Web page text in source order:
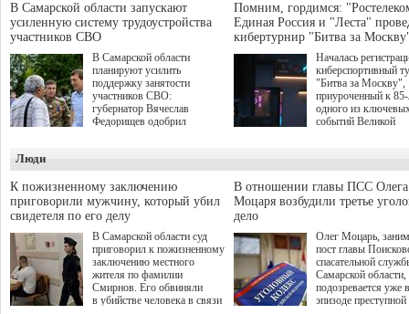
В Самарской области запускают
усиленную систему трудоустройства
участников СВО
В Самарской области
планируют усилить
поддержку занятости
участников СВО:
губернатор Вячеслав
Федорищев одобрил
Живайкина, направленные
на трудоустройство и более
спокойную адаптацию к
мирной жизни.
Помним, гордимся:
Единая Россия и "Леста"
кибертурнир "Битва за
Началась
киберспортивный
"Битва за Москву",
приуроченный к
одного из
событий Великой
игре "Мир танков"
выступили
партия "Единая
игровая студия
Люди
К пожизненному заключению
приговорили мужчину, который убил
свидетеля по его делу
В Самарской области суд
приговорил к пожизненному
заключению местного
жителя по фамилии
Смирнов. Его обвиняли
в убийстве человека в связи
В отношении главы ПСС Олега
Моцаря возбудили третье
дело
Олег Моцарь,
пост главы
спасательной
Самарской области,
подозревается уже
эпизоде преступной